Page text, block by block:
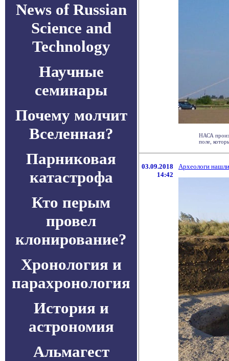
News of Russian
Science and
Technology
Научные
семинары
Почему молчит
Вселенная?
Парниковая
катастрофа
Кто перым
провел
клонирование?
Хронология и
парахронология
История и
астрономия
Альмагест
НАСА
поле,
03.09.2018
14:42
Археологи